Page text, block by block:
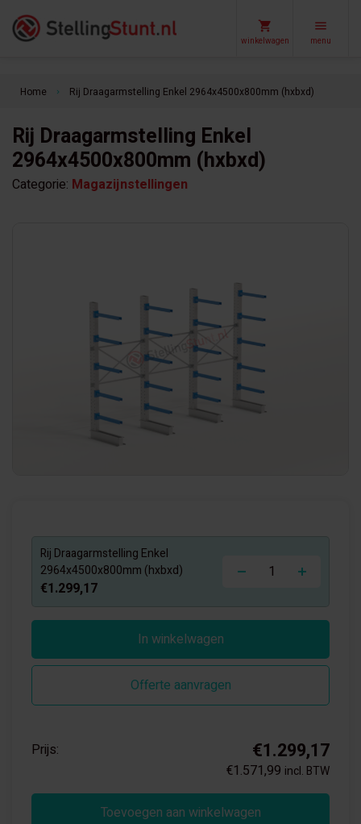
winkelwagen menu
Home keyboard_arrow_right Rij Draagarmstelling Enkel 2964x4500x800mm (hxbxd)
Rij Draagarmstelling Enkel
2964x4500x800mm (hxbxd)
Categorie: Magazijnstellingen
Rij Draagarmstelling Enkel
2964x4500x800mm (hxbxd)
€1.299,17
-
In winkelwagen
Offerte aanvragen
Prijs: €1.299,17
€1.571,99 incl. BTW
Toevoegen aan winkelwagen